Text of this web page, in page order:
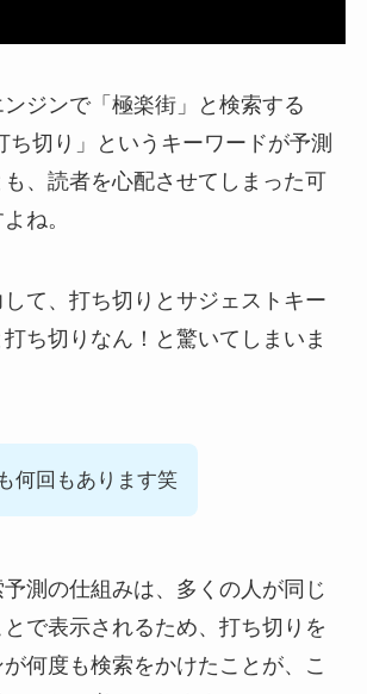
ジンで「極楽街」と検索する
ち切り」というキーワードが予測
、読者を心配させてしまった可
ね。
て、打ち切りとサジェストキー
ち切りなん！と驚いてしまいま
何回もあります笑
測の仕組みは、多くの人が同じ
で表示されるため、打ち切りを
何度も検索をかけたことが、こ